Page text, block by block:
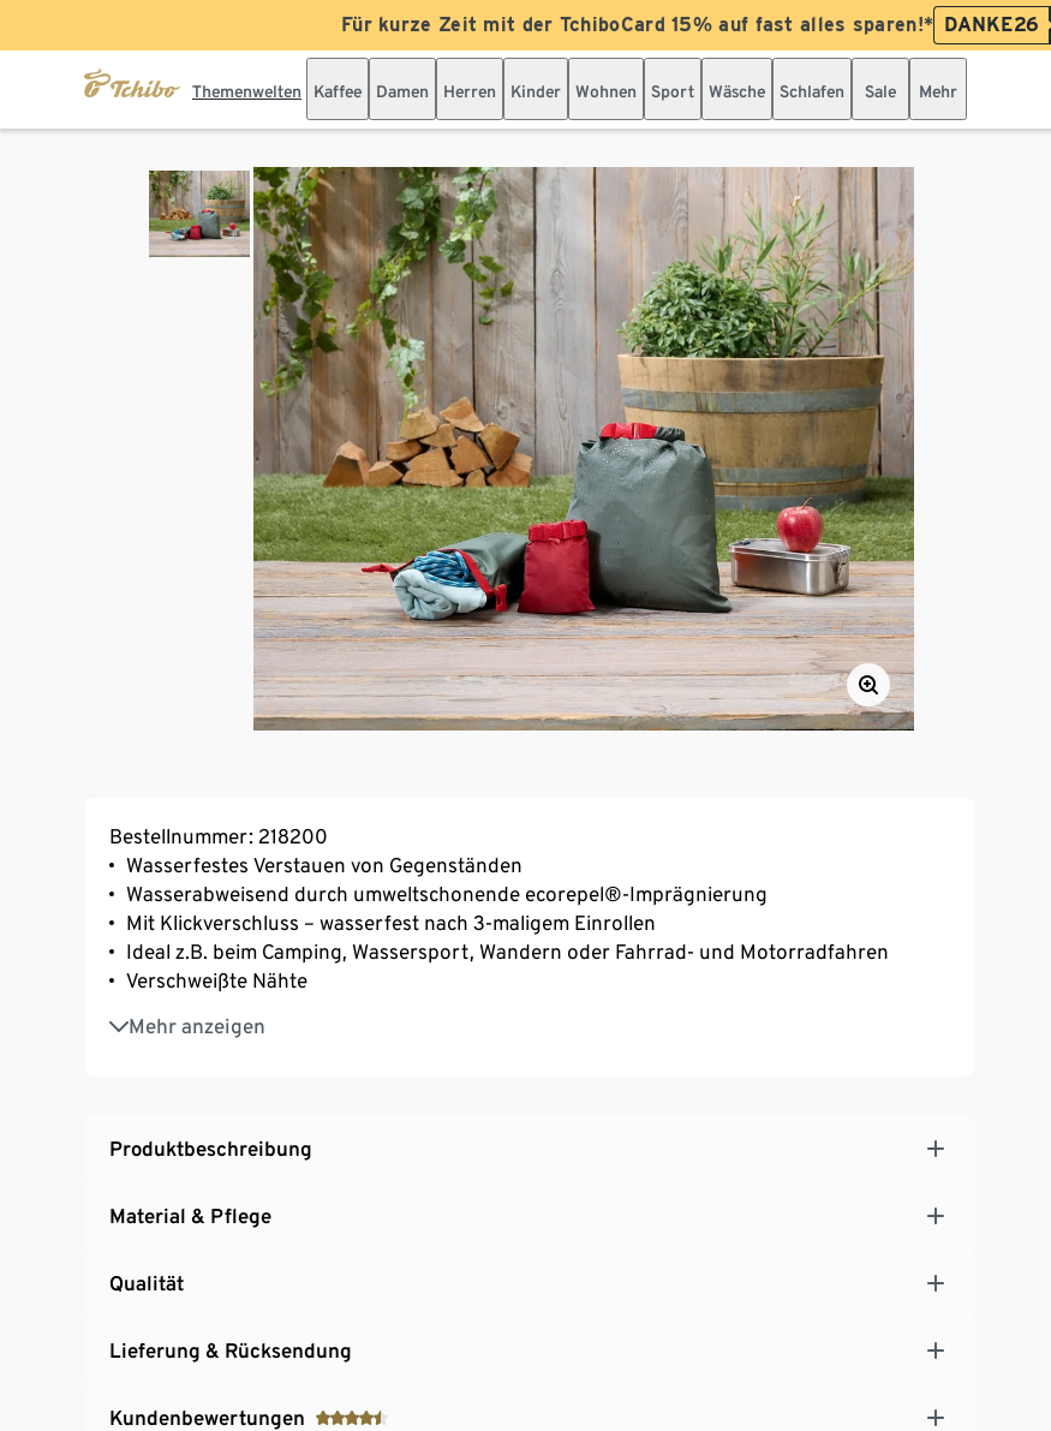
Für kurze Zeit mit der TchiboCard 15% auf fast alles sparen!* DANKE26
Themenwelten Kaffee Damen Herren Kinder Wohnen Sport Wäsche Schlafen Sale Mehr
Bestellnummer: 218200
Wasserfestes Verstauen von Gegenständen
Wasserabweisend durch umweltschonende ecorepel®-Imprägnierung
Mit Klickverschluss – wasserfest nach 3-maligem Einrollen
Ideal z.B. beim Camping, Wassersport, Wandern oder Fahrrad- und Motorradfahren
Verschweißte Nähte
Mehr anzeigen
Einfach verstaubar
Nicht für den dauerhaften Unterwassergebrauch geeignet
Produktbeschreibung
Material & Pflege
Qualität
Lieferung & Rücksendung
Kundenbewertungen